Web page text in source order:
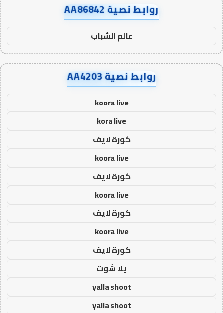
روابط نصية AA86842
عالم الشباب
روابط نصية AA4203
koora live
kora live
كورة لايف
koora live
كورة لايف
koora live
كورة لايف
koora live
كورة لايف
يلا شوت
yalla shoot
yalla shoot